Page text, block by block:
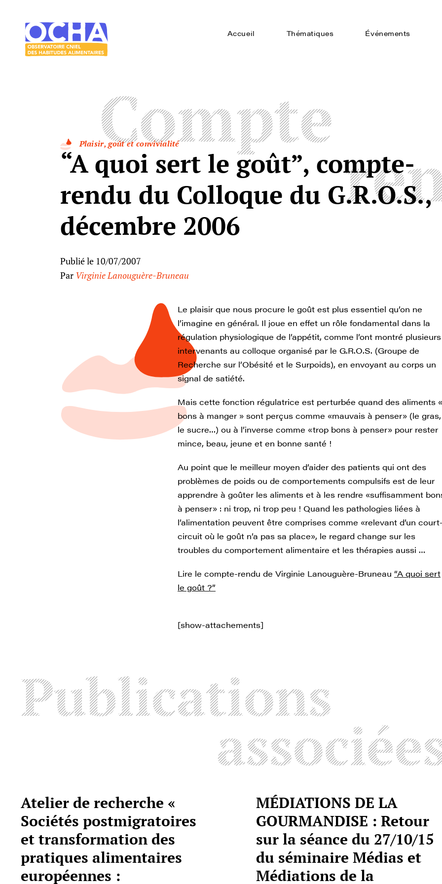
Accueil Thématiques Événements
Compte
Plaisir, goût et convivialité
“A quoi sert le goût”, compte-
rendu du Colloque du G.R.O.S.,
décembre 2006
Publié le 10/07/2007
Par Virginie Lanouguère-Bruneau
Le plaisir que nous procure le goût est plus essentiel qu’on ne
l’imagine en général. Il joue en effet un rôle fondamental dans la
régulation physiologique de l’appétit, comme l’ont montré plusieurs
intervenants au colloque organisé par le G.R.O.S. (Groupe de
Recherche sur l’Obésité et le Surpoids), en envoyant au corps un
signal de satiété.
Mais cette fonction régulatrice est perturbée quand des aliments «
bons à manger » sont perçus comme «mauvais à penser» (le gras,
le sucre…) ou à l’inverse comme «trop bons à penser» pour rester
mince, beau, jeune et en bonne santé !
Au point que le meilleur moyen d’aider des patients qui ont des
problèmes de poids ou de comportements compulsifs est de leur
apprendre à goûter les aliments et à les rendre «suffisamment
à penser» : ni trop, ni trop peu ! Quand les pathologies liées à
l’alimentation peuvent être comprises comme «relevant d’un
circuit où le goût n’a pas sa place», le regard change sur les
troubles du comportement alimentaire et les thérapies aussi …
Lire le compte-rendu de Virginie Lanouguère-Bruneau “A quoi sert
le goût ?”
[show-attachements]
Publications
Atelier de recherche «
Sociétés postmigratoires
et transformation des
pratiques alimentaires
européennes :
MÉDIATIONS DE LA
GOURMANDISE : Retour
sur la séance du 27/10/15
du séminaire Médias et
Médiations de la